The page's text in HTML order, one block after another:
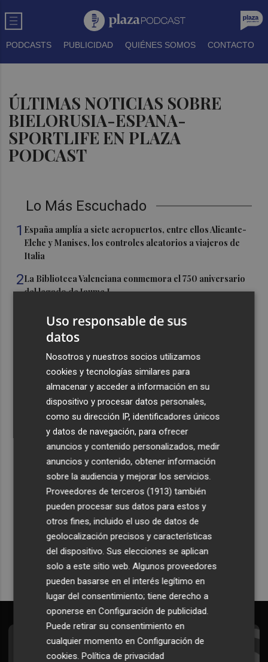
PODCASTS PUBLICIDAD QUIÉNES SOMOS CONTACTO
ÚLTIMAS NOTICIAS SOBRE
BIELORUSIA-ESPANA-
SPORTLIFE EN PLAZA
PODCAST
Lo Más Escuchado
1 España amplía a siete aeropuertos, entre ellos Alicante-
Elche y Manises, los controles aleatorios a viajeros de
Italia
2La Biblioteca Valenciana conmemora el 750 aniversario
del legado de Jaume I
Una gran cadena humana de cariño y reivindicación se
vuelve a abrazar en las playas por el Mar Menor
Levantan el confinamiento del municipio castellonense
de Sierra Engarcerán por el incendio
Juan Tallón, Marta Jiménez Serrano o Juan Evaristo Valls
Boix, protagonistas de la programación de agosto de
Entre Libros en Benicàssim
Recibe toda la actualidad de
Plaza Podcast en tu correo
Quiero suscribirme
Suscríbete al Boletín
Uso responsable de sus
datos
Nosotros y nuestros socios utilizamos
cookies y tecnologías similares para
almacenar y acceder a información en su
dispositivo y procesar datos personales,
como su dirección IP, identificadores únicos
y datos de navegación, para ofrecer
anuncios y contenido personalizados, medir
anuncios y contenido, obtener información
sobre la audiencia y mejorar los servicios.
Proveedores de terceros (1913) también
pueden procesar sus datos para estos y
otros fines, incluido el uso de datos de
geolocalización precisos y características
del dispositivo. Sus elecciones se aplican
solo a este sitio web. Algunos proveedores
pueden basarse en el interés legítimo en
lugar del consentimiento; tiene derecho a
oponerse enConfiguración de publicidad
Puede retirar su consentimiento en
cualquier momento enConfiguración de
cookies .Política de privacidad